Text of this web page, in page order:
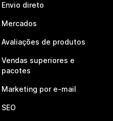
Envio direto
Mercados
Avaliações de produtos
Vendas superiores e
pacotes
Marketing por e-mail
SEO